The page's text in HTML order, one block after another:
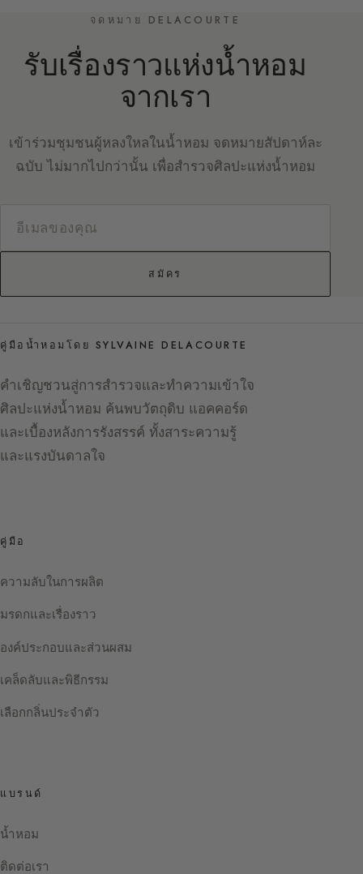
จดหมาย DELACOURTE
รับเรื่องราวแห่งน้ำหอม
จากเรา
เข้าร่วมชุมชนผู้หลงใหลในน้ำหอม จดหมายสัปดาห์ละ
ฉบับ ไม่มากไปกว่านั้น เพื่อสำรวจศิลปะแห่งน้ำหอม
สมัคร
คู่มือน้ำหอมโดย SYLVAINE DELACOURTE
คำเชิญชวนสู่การสำรวจและทำความเข้าใจ
ศิลปะแห่งน้ำหอม ค้นพบวัตถุดิบ แอคคอร์ด
และเบื้องหลังการรังสรรค์ ทั้งสาระความรู้
และแรงบันดาลใจ
คู่มือ
ความลับในการผลิต
มรดกและเรื่องราว
องค์ประกอบและส่วนผสม
เคล็ดลับและพิธีกรรม
เลือกกลิ่นประจำตัว
แบรนด์
น้ำหอม
ติดต่อเรา